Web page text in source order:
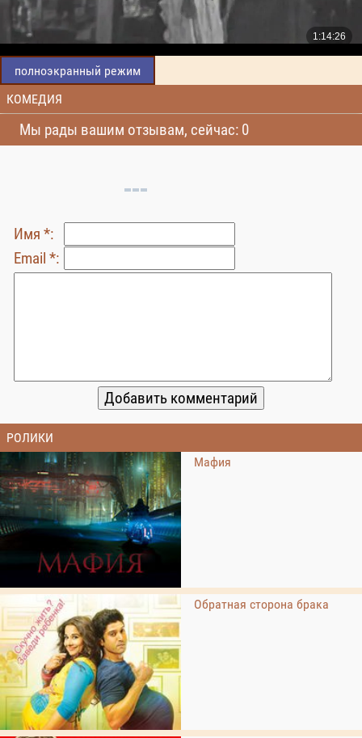
полноэкранный режим
КОМЕДИЯ
Мы рады вашим отзывам, сейчас: 0
Имя *:
Email *:
РОЛИКИ
Мафия
Обратная сторона брака